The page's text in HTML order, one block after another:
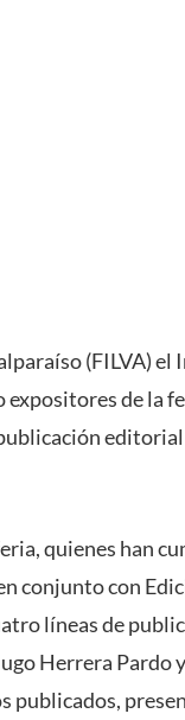
(FILVA) el
de la
quienes han
conjunto con
líneas de
Herrera Pardo
publicados,